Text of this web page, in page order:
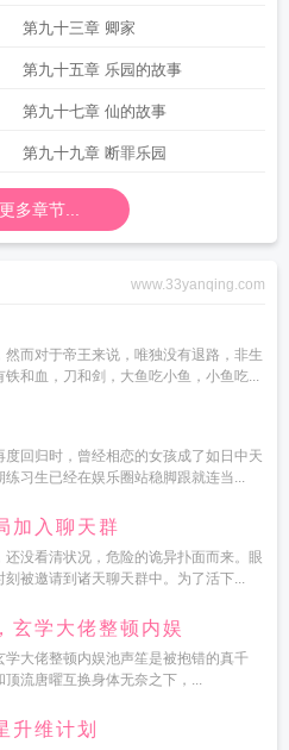
第九十三章 卿家
第九十五章 乐园的故事
第九十七章 仙的故事
第九十九章 断罪乐园
多章节...
www.33yanqing.com
而对于帝王来说，唯独没有退路，非生
铁和血，刀和剑，大鱼吃小鱼，小鱼吃...
回归时，曾经相恋的女孩成了如日中天
练习生已经在娱乐圈站稳脚跟就连当...
加入聊天群
没看清状况，危险的诡异扑面而来。眼
被邀请到诸天聊天群中。为了活下...
玄学大佬整顿内娱
学大佬整顿内娱池声笙是被抱错的真千
流唐曜互换身体无奈之下，...
升维计划